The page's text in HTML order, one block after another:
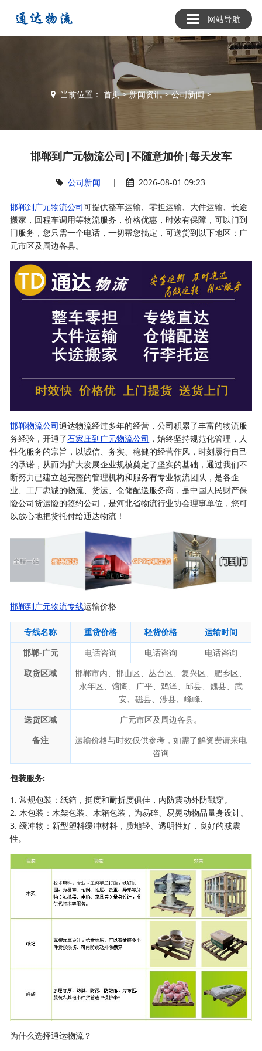
网站导航
当前位置： 首页>新闻资讯>公司新闻>
邯郸到广元物流公司|不随意加价|每天发车
公司新闻 | 2026-08-01 09:23
邯郸到广元物流公司可提供整车运输、零担运输、大件运输、长途
搬家，回程车调用等物流服务，价格优惠，时效有保障，可以门到
门服务，您只需一个电话，一切帮您搞定，可送货到以下地区：广
元市区及周边各县。
邯郸物流公司通达物流经过多年的经营，公司积累了丰富的物流服
务经验，开通了石家庄到广元物流公司 ，始终坚持规范化管理，人
性化服务的宗旨，以诚信、务实、稳健的经营作风，时刻履行自己
的承诺，从而为扩大发展企业规模奠定了坚实的基础，通过我们不
断努力已建立起完整的管理机构和服务有专业物流团队，是各企
业、工厂忠诚的物流、货运、仓储配送服务商，是中国人民财产保
险公司货运险的签约公司，是河北省物流行业协会理事单位，您可
以放心地把货托付给通达物流！
邯郸到广元物流专线运输价格
专线名称 重货价格 轻货价格
运输时间
邯郸-广元
电话咨询 电话咨询
电话咨询
取货区域
邯郸市内、邯山区、丛台区、复兴区、肥乡区、
永年区、馆陶、广平、鸡泽、邱县、魏县、武
安、磁县、涉县、峰峰.
送货区域
广元市区及周边各县。
备注
运输价格与时效仅供参考，如需了解资费请来电
咨询
包装服务:
1. 常规包装：纸箱，挺度和耐折度俱佳，内防震动外防戳穿。
2. 木包装：木架包装、木箱包装，为易碎、易晃动物品量身设计。
3. 缓冲物：新型塑料缓冲材料，质地轻、透明性好，良好的减震
性。
为什么选择通达物流？